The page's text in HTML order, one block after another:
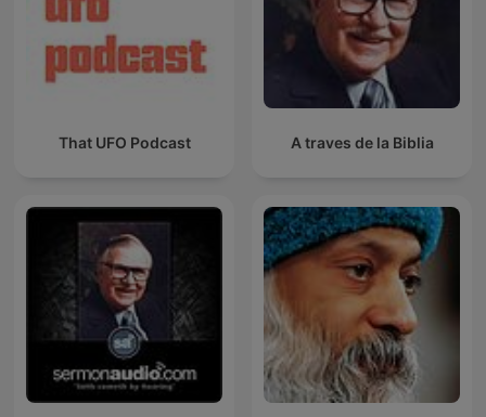
That UFO Podcast A traves de la Biblia